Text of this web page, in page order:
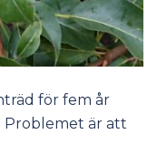
för fem år
Problemet är att